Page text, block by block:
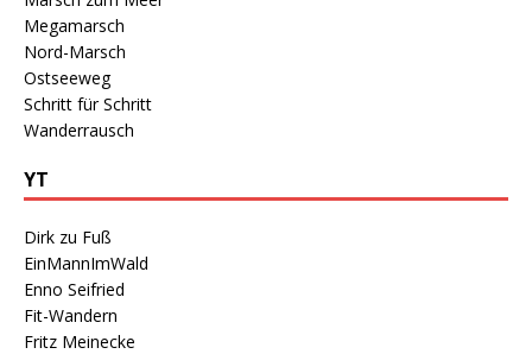
Megamarsch
Nord-Marsch
Ostseeweg
Schritt für Schritt
Wanderrausch
YT
Dirk zu Fuß
EinMannImWald
Enno Seifried
Fit-Wandern
Fritz Meinecke